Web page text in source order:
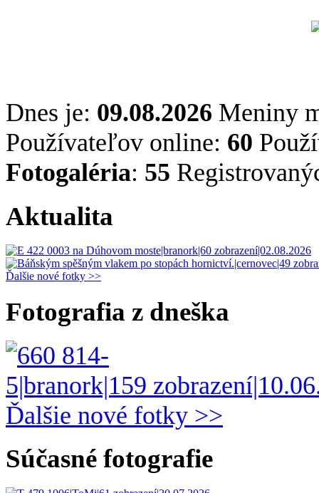
Dnes je: 09.08.2026 Meniny
Používateľov online: 60
Fotogaléria: 55
Aktualita
Ďalšie nové fotky >>
Fotografia z dneška
Ďalšie nové fotky >>
Súčasné fotografie